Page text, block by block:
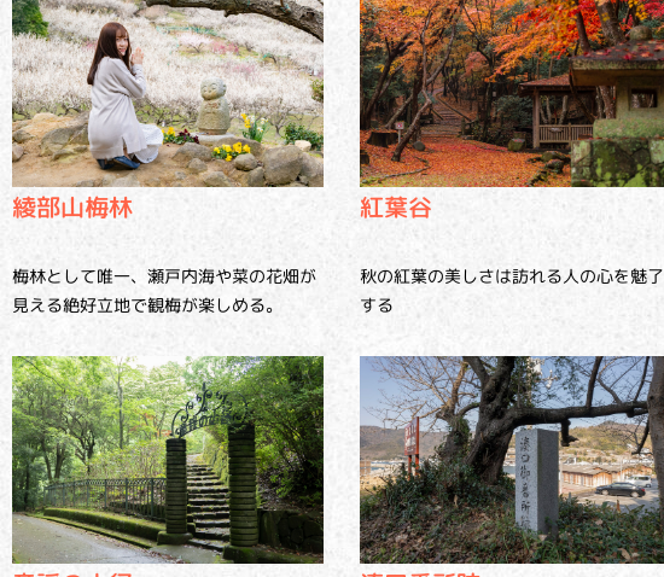
綾部山梅林
梅林として唯一、瀬戸内海や菜の花畑が
見える絶好立地で観梅が楽しめる。
紅葉谷
秋の紅葉の美しさは訪れる人の心を魅了
する